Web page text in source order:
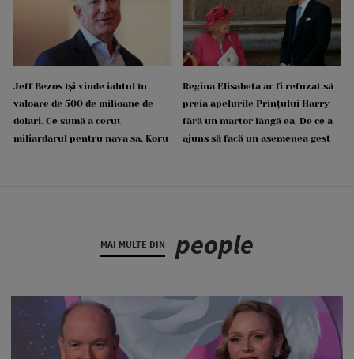
Jeff Bezos își vinde iahtul în
valoare de 500 de milioane de
dolari. Ce sumă a cerut
miliardarul pentru nava sa, Koru
Regina Elisabeta ar fi refuzat să
preia apelurile Prințului Harry
fără un martor lângă ea. De ce a
ajuns să facă un asemenea gest
MAI MULTE DIN people